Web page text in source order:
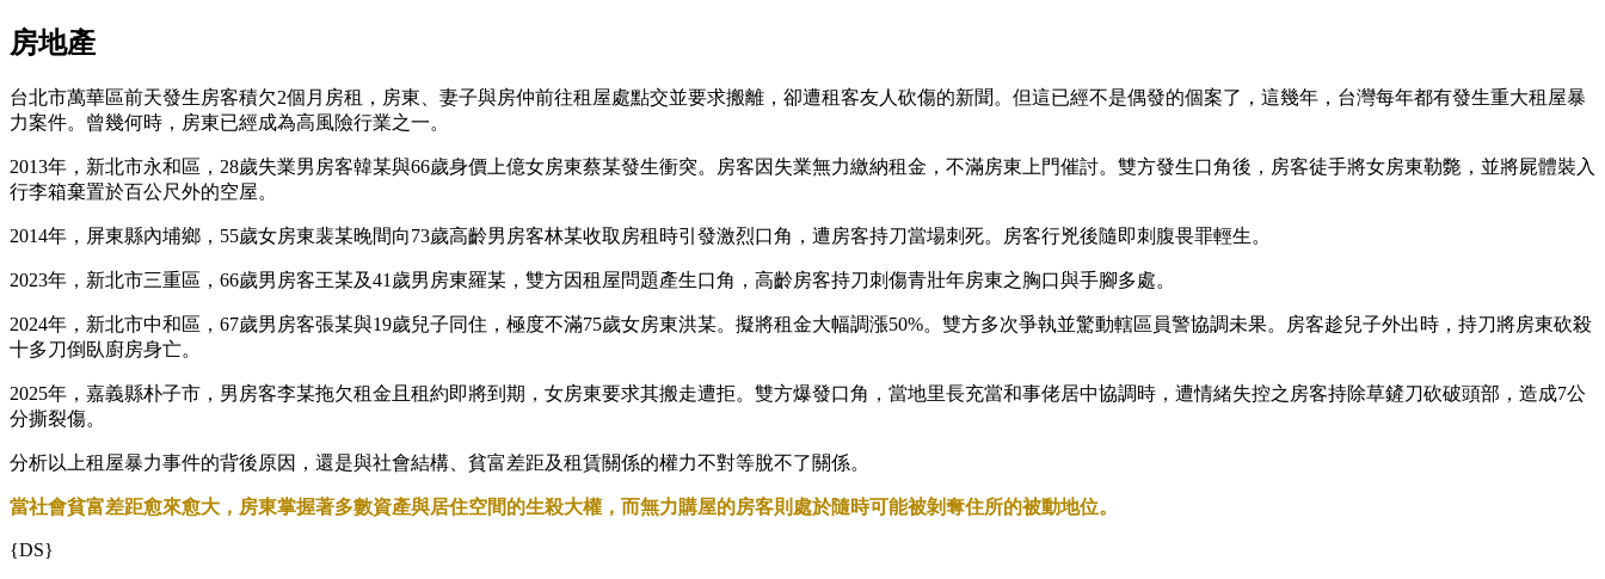
房地產
台北市萬華區前天發生房客積欠2個月房租，房東、妻子與房仲前往租屋處點交並要求搬離，卻遭租客友人砍傷的新聞。但這已經不是偶發的個案了，這幾年，台灣每年都有發生重大租屋暴
力案件。曾幾何時，房東已經成為高風險行業之一。
2013年，新北市永和區，28歲失業男房客韓某與66歲身價上億女房東蔡某發生衝突。房客因失業無力繳納租金，不滿房東上門催討。雙方發生口角後，房客徒手將女房東勒斃，並將屍體裝入
行李箱棄置於百公尺外的空屋。
2014年，屏東縣內埔鄉，55歲女房東裴某晚間向73歲高齡男房客林某收取房租時引發激烈口角，遭房客持刀當場刺死。房客行兇後隨即刺腹畏罪輕生。
2023年，新北市三重區，66歲男房客王某及41歲男房東羅某，雙方因租屋問題產生口角，高齡房客持刀刺傷青壯年房東之胸口與手腳多處。
2024年，新北市中和區，67歲男房客張某與19歲兒子同住，極度不滿75歲女房東洪某。擬將租金大幅調漲50%。雙方多次爭執並驚動轄區員警協調未果。房客趁兒子外出時，持刀將房東砍殺
十多刀倒臥廚房身亡。
2025年，嘉義縣朴子市，男房客李某拖欠租金且租約即將到期，女房東要求其搬走遭拒。雙方爆發口角，當地里長充當和事佬居中協調時，遭情緒失控之房客持除草鏟刀砍破頭部，造成7公
分撕裂傷。
分析以上租屋暴力事件的背後原因，還是與社會結構、貧富差距及租賃關係的權力不對等脫不了關係。
當社會貧富差距愈來愈大，房東掌握著多數資產與居住空間的生殺大權，而無力購屋的房客則處於隨時可能被剝奪住所的被動地位。
​{DS}